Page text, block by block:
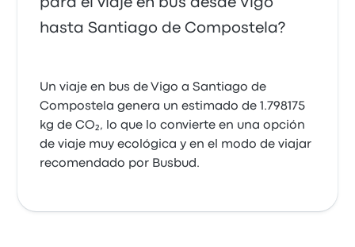
para el viaje en bus desde Vigo
hasta Santiago de Compostela?
Un viaje en bus de Vigo a Santiago de
Compostela genera un estimado de 1.798175
kg de CO₂, lo que lo convierte en una opción
de viaje muy ecológica y en el modo de viajar
recomendado por Busbud.